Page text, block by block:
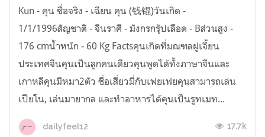
Kun - คุน ชื่อจริง - เฉียน คุน (钱锟)วันเกิด -
1/1/1996สัญชาติ - จีนราศี - มังกรกรุ๊ปเลือด - Bส่วนสูง -
176 cmน้ำหนัก - 60 Kg Factsคุนเกิดที่มณฑลฝูเจี้ยน
ประเทศจีนคุนเป็นลูกคนเดียวคุนพูดได้ทั้งภาษาจีนและ
เกาหลีคุนมีหมา2ตัว ชื่อเสี่ยวมี่กับเฟยเฟยคุนสามารถเล่น
เปียโน, เล่นมายากล และทำอาหารได้คุนเป็นรูทเมท...
dailyfeel12 17.7k